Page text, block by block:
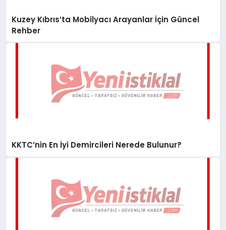
Kuzey Kıbrıs’ta Mobilyacı Arayanlar İçin Güncel
Rehber
KKTC’nin En İyi Demircileri Nerede Bulunur?